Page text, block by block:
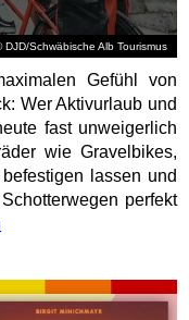
DJD/Schwäbische Alb Tourismus
Gefühl von
Wer Aktivurlaub und
fast unweigerlich
wie Gravelbikes,
lassen und
perfekt